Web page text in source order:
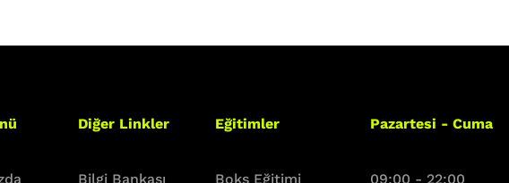
Diğer Linkler
Bilgi Bankası
Eğitimler
Boks Eğitimi
Pazartesi - Cuma
09:00 - 22:00
Get directions